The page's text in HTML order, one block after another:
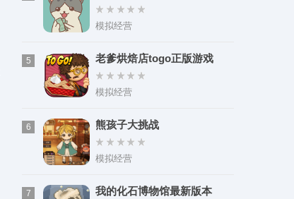
模拟经营
5 老爹烘焙店togo正版游戏
模拟经营
6 熊孩子大挑战
模拟经营
7 我的化石博物馆最新版本